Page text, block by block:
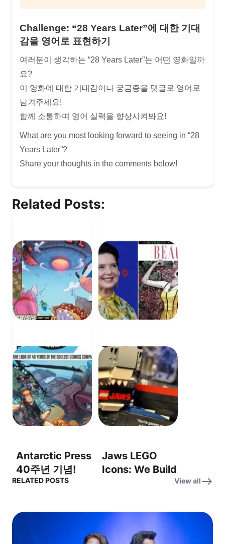
Challenge: “28 Years Later”에 대한 기대
감을 영어로 표현하기
여러분이 생각하는 “28 Years Later”는 어떤 영화일까
요?
이 영화에 대한 기대감이나 궁금증을 댓글로 영어로
남겨주세요!
함께 소통하며 영어 실력을 향상시켜봐요!
What are you most looking forward to seeing in “28
Years Later”?
Share your thoughts in the comments below!
Related Posts:
DC x Sonic –
Fast Friends
Fight Darkseid!
– 초고속 친구들
이 다크사이드를
물리친다!
The Beauty –
Isabella
Rossellini
Checks In
From The
Mediterranean
에서 아름다움을
이야기하다
Antarctic Press
40주년 기념!
Thrilled to
years! (40년 역
Jaws LEGO
Icons: We Build
50th
Anniversary –
죠스 레고 아이
RELATED POSTS View all